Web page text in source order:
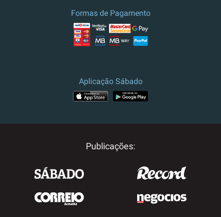
Formas de Pagamento
Aplicação Sábado
Publicações: